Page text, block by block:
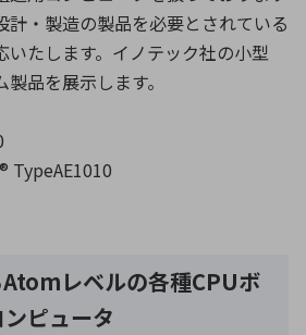
計・製造の製品を必要とされている
いたします。イノテック社の小型
品を展示します。
TypeAE1010
レベルの各種CPUボ
ピュータ